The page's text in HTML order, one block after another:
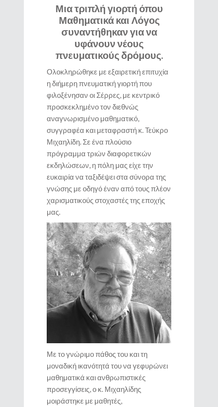
Μια τριπλή γιορτή όπου
Μαθηματικά και Λόγος
συναντήθηκαν για να
υφάνουν νέους
πνευματικούς δρόμους.
Ολοκληρώθηκε με εξαιρετική επιτυχία
η διήμερη πνευματική γιορτή που
φιλοξένησαν οι Σέρρες, με κεντρικό
προσκεκλημένο τον διεθνώς
αναγνωρισμένο μαθηματικό,
συγγραφέα και μεταφραστή κ. Τεύκρο
Μιχαηλίδη. Σε ένα πλούσιο
πρόγραμμα τριών διαφορετικών
εκδηλώσεων, η πόλη μας είχε την
ευκαιρία να ταξιδέψει στα σύνορα της
γνώσης με οδηγό έναν από τους πλέον
χαρισματικούς στοχαστές της εποχής
μας.
Με το γνώριμο πάθος του και τη
μοναδική ικανότητά του να γεφυρώνει
μαθηματικά και ανθρωπιστικές
προσεγγίσεις, ο κ. Μιχαηλίδης
μοιράστηκε με μαθητές,